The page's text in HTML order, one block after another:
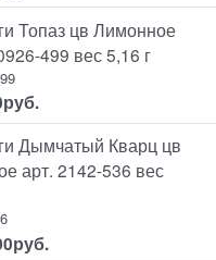
Топаз цв Лимонное
499 вес 5,16 г
руб.
Дымчатый Кварц цв
арт. 2142-536 вес
руб.